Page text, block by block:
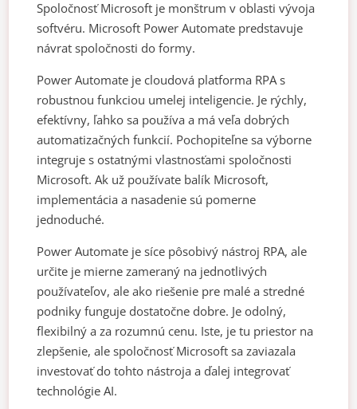
Spoločnosť Microsoft je monštrum v oblasti vývoja
softvéru. Microsoft Power Automate predstavuje
návrat spoločnosti do formy.
Power Automate je cloudová platforma RPA s
robustnou funkciou umelej inteligencie. Je rýchly,
efektívny, ľahko sa používa a má veľa dobrých
automatizačných funkcií. Pochopiteľne sa výborne
integruje s ostatnými vlastnosťami spoločnosti
Microsoft. Ak už používate balík Microsoft,
implementácia a nasadenie sú pomerne
jednoduché.
Power Automate je síce pôsobivý nástroj RPA, ale
určite je mierne zameraný na jednotlivých
používateľov, ale ako riešenie pre malé a stredné
podniky funguje dostatočne dobre. Je odolný,
flexibilný a za rozumnú cenu. Iste, je tu priestor na
zlepšenie, ale spoločnosť Microsoft sa zaviazala
investovať do tohto nástroja a ďalej integrovať
technológie AI.